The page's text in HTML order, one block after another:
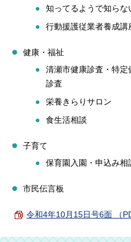
知ってるようで知らな
行動援護従業者養成講
健康・福祉
清瀬市健康診査・特
診査
栄養きらりサロン
食生活相談
子育て
保育園入園・申込み相
市民伝言板
令和4年10月15日号6面 （